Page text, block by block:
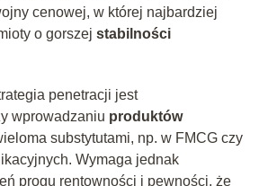
cenowej, w której najbardziej
o gorszej stabilności
penetracji jest
wprowadzaniu produktów
substytutami, np. w FMCG czy
Wymaga jednak
progu rentowności i pewności, że